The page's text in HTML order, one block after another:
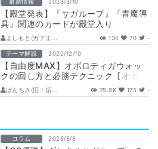
最新情報 2023/3/10
【殿堂発表】『サガループ』『青魔導
具』関連のカードが殿堂入り
よしもと(ガチま... 13K 70 -
テーマ解説 2022/12/10
【自由度MAX】オボロティガウォッ
クの回し方と必勝テクニック【オボロ
ティガ/ミロク/5c】
ばんちき(旧：垢... 75.9K 175 -
コラム 2026/8/8